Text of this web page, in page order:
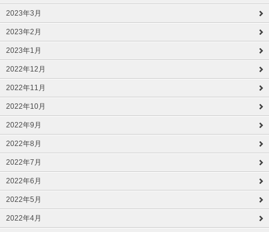
2023年3月
2023年2月
2023年1月
2022年12月
2022年11月
2022年10月
2022年9月
2022年8月
2022年7月
2022年6月
2022年5月
2022年4月